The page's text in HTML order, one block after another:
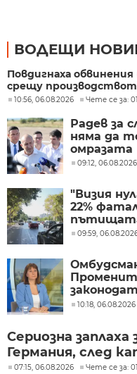
ВОДЕЩИ
Повдигнаха
срещу
10:56, 06.08.2026 Чете се за:
Радев за
няма да
омразата
09:12, 06.08.2026
"Визия
22%
09:59,
правят
10:18, 06.08.2026
Сериозна
Германия, след
07:15, 06.08.2026 Чете се за: